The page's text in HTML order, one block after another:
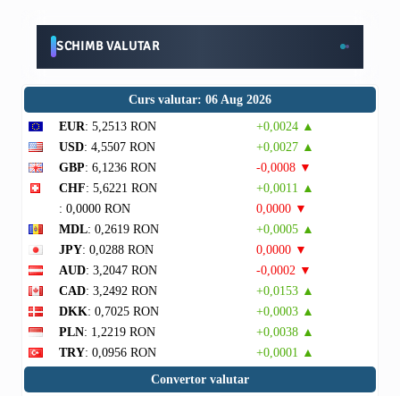
SCHIMB VALUTAR
Curs valutar: 06 Aug 2026
EUR: 5,2513 RON
+0,0024 ▲
USD: 4,5507 RON
+0,0027 ▲
GBP: 6,1236 RON
-0,0008 ▼
CHF: 5,6221 RON
+0,0011 ▲
: 0,0000 RON
0,0000 ▼
MDL: 0,2619 RON
+0,0005 ▲
JPY: 0,0288 RON
0,0000 ▼
AUD: 3,2047 RON
-0,0002 ▼
CAD: 3,2492 RON
+0,0153 ▲
DKK: 0,7025 RON
+0,0003 ▲
PLN: 1,2219 RON
+0,0038 ▲
TRY: 0,0956 RON
+0,0001 ▲
Convertor valutar